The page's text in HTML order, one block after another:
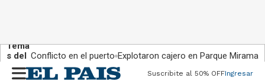
Tema
s del
día:
Conflicto en el puerto Explotaron cajero en Parque Miramar
Suscribite al 50% OFFIngresar